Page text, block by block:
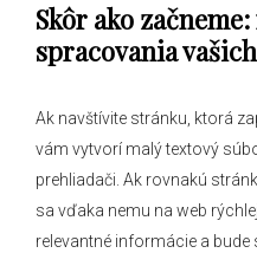
Skôr ako
spracovania
Ak navštívite stránku, ktorá
vám vytvorí malý textový
prehliadači. Ak rovnakú
sa vďaka nemu na web
relevantné informácie a
Obecný úrad
O obci
Hlásenia obecného